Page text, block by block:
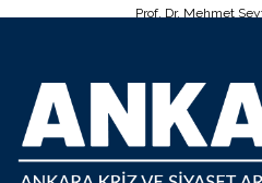
Prof. Dr. Mehmet